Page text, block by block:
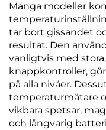
Många modeller
tar bort gissandet
resultat. Den
vanligtvis med
knappkontroller,
på alla nivåer.
temperaturmätare
vikbara spetsar,
och långvarig